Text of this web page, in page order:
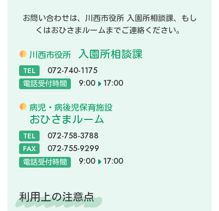
お問い合わせは、川西市役所入園所相談課、もし
くはおひさまルームまでご連絡ください。
川西市役所 入園所相談課
TEL 072-740-1175
電話受付時間 9:00 17:00
病児・病後児保育施設
おひさまルーム
TEL 072-758-3788
FAX 072-755-9299
電話受付時間 9:00 17:00
利用上の注意点